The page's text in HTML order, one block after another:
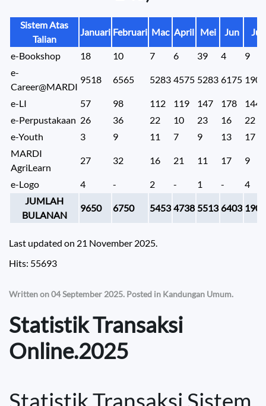
Sistem Atas
Talian
Januari Februari Mac April Mei Jun
e-Bookshop 18 10 7 6 39 4
9
e-
Career@MARDI
9518 6565 5283 4575 5283 6175
e-LI 57 98 112 119 147 178
144
e-Perpustakaan 26 36 22 10 23 16
22
e-Youth
3 9 11 7 9 13
17
MARDI
AgriLearn
27 32 16 21 11 17 9
e-Logo 4 - 2 - 1 -
4
JUMLAH
BULANAN
9650 6750 5453 4738 5513 6403
Last updated on 21 November 2025.
Hits: 55693
Written on04 September 2025. Posted in Kandungan Umum.
Statistik Transaksi
Online.2025
Statistik Transaksi Sistem